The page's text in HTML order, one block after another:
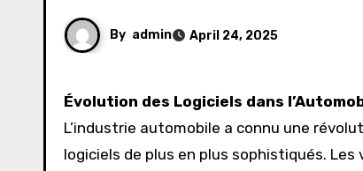
By admin April 24, 2025
Évolution des Logiciels dans
L’industrie automobile a connu une
logiciels de plus en plus sophistiqués.